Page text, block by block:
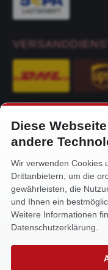
KONTAKT
Alfa-Service
Siemensstr. 32
59199 Bönen
+49 (0) 2383 93640
info@alfa-service.com
Whatsapp (no voice
Diese
andere
Wir verwenden Cookies
Drittanbietern, um die
gewährleisten, die
und Ihnen ein
Weitere Informationen
Datenschutzerklärung.